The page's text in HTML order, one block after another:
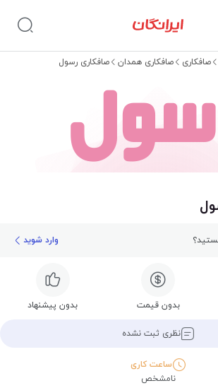
صافکاری صافکاری همدان صافکاری رسول
وارد شوید
بدون قیمت بدون پیشنهاد
نظری ثبت نشده
ساعت کاری
نامشخص